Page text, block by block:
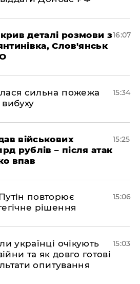
деталі розмови з
Слов'янськ
16:07
сильна пожежа
15:34
військових
рублів – після атак
впав
15:25
повторює
рішення
15:06
українці очікують
та як довго готові
опитування
15:03